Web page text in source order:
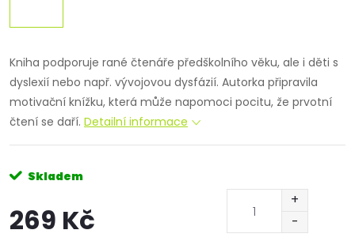
Kniha podporuje rané čtenáře předškolního věku, ale i děti s
dyslexií nebo např. vývojovou dysfázií. Autorka připravila
motivační knížku, která může napomoci pocitu, že prvotní
čtení se daří. Detailní informace
Skladem
269 Kč